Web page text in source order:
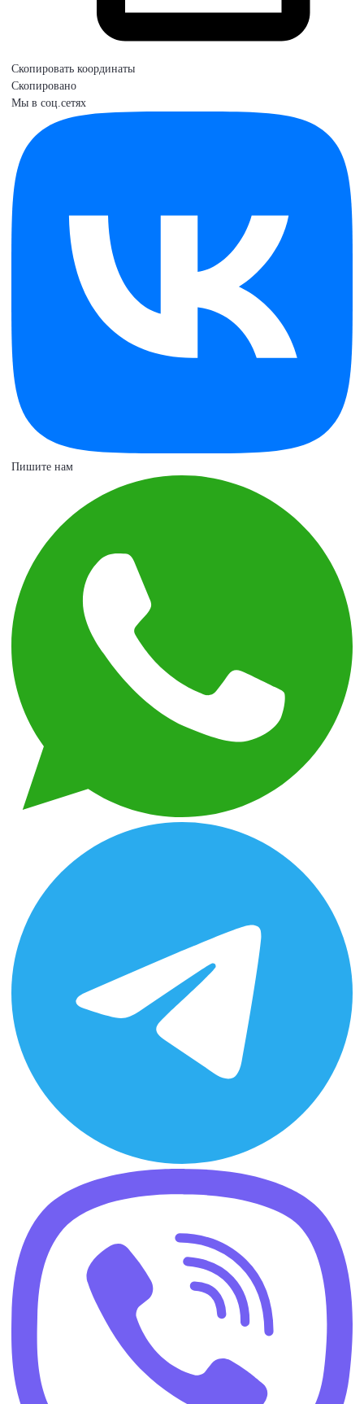
Скопировать координаты
Скопировано
Мы в соц.сетях
Пишите нам